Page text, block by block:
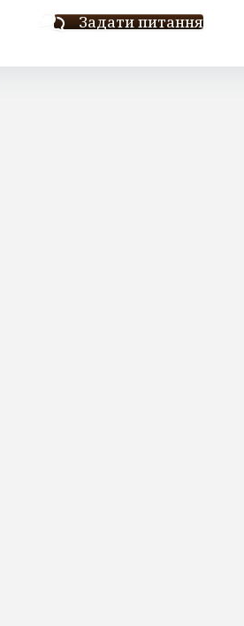
Задати питання